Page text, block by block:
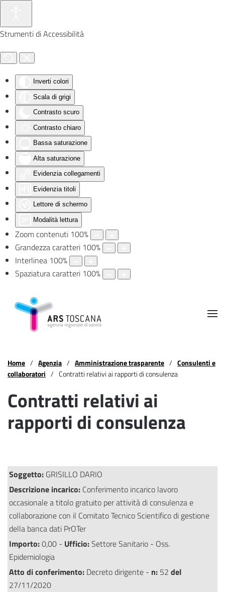
Strumenti di Accessibilità
Inverti colori
Scala di grigi
Contrasto scuro
Contrasto chiaro
Bassa saturazione
Alta saturazione
Evidenzia collegamenti
Evidenzia titoli
Lettore di schermo
Modalità lettura
Zoom contenuti 100%
Grandezza caratteri 100%
Interlinea 100%
Spaziatura caratteri 100%
Skip to main content
Home Agenzia Amministrazione trasparente
Consulenti e
collaboratori
Contratti relativi ai rapporti di consulenza
Contratti relativi ai
rapporti di consulenza
Soggetto: GRISILLO DARIO
Descrizione incarico: Conferimento incarico lavoro
occasionale a titolo gratuito per attività di consulenza e
collaborazione con il Comitato Tecnico Scientifico di gestione
della banca dati PrOTer
Importo:0,00 - Ufficio:Settore Sanitario - Oss.
Epidemiologia
Atto di conferimento: Decreto dirigente - n: 52 del
27/11/2020